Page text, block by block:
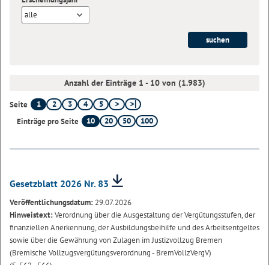
alle
Anzahl der Einträge 1 - 10 von (1.983)
Seite 1 2 3 4
5
Einträge pro Seite
10 20 50 100
Gesetzblatt 2026 Nr. 83
Veröffentlichungsdatum: 29.07.2026
Hinweistext:Verordnung über die Ausgestaltung der Vergütungsstufen, der
finanziellen Anerkennung, der Ausbildungsbeihilfe und des Arbeitsentgeltes
sowie über die Gewährung von Zulagen im Justizvollzug Bremen
(Bremische Vollzugsvergütungsverordnung - BremVollzVergV)